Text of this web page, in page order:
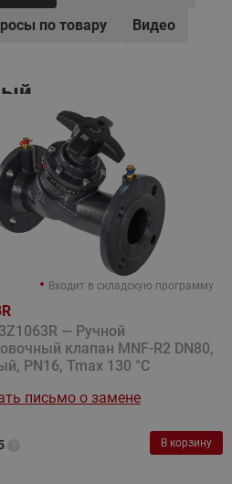
по товару Видео
— Ручной
клапан MNF-R2 DN80,
PN16, Tmax 130 °C
письмо о замене
Входит в складскую программу
В корзину